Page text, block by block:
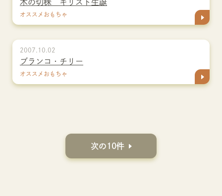
オススメおもちゃ
2007.10.02
ブランコ・チリー
オススメおもちゃ
次の10件